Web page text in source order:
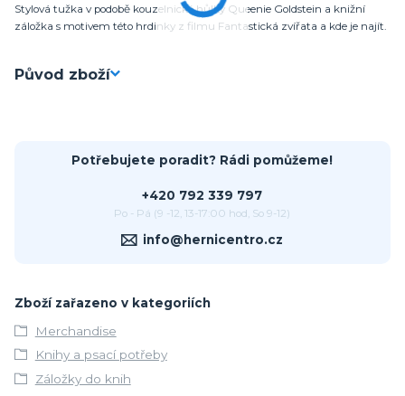
Stylová tužka v podobě kouzelnické hůlky Queenie Goldstein a knižní
záložka s motivem této hrdinky z filmu Fantastická zvířata a kde je najít.
Původ zboží
Potřebujete poradit? Rádi pomůžeme!
+420 792 339 797
Po - Pá (9 -12, 13-17:00 hod, So 9-12)
info@hernicentro.cz
Zboží zařazeno v kategoriích
Merchandise
Knihy a psací potřeby
Záložky do knih